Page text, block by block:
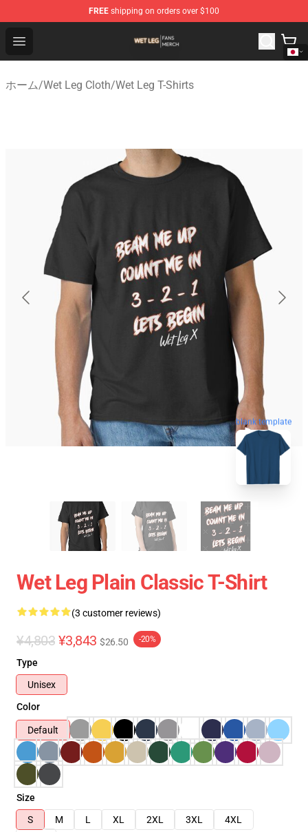
FREE shipping on orders over $100
Open menu
Wet Leg Shop - Official Wet Leg Merchandise Store
ホーム/Wet Leg Cloth/Wet Leg T-Shirts
blank template
Wet Leg Plain Classic T-Shirt
(3 customer reviews)
¥4,803 ¥3,843 $26.50 -20%
Type
Unisex
Color
Default
Size
S
M L XL 2XL 3XL
4XL